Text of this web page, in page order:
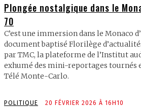
Plongée nostalgique dans le
70
C’est une immersion dans le Monaco
document baptisé Florilège
par TMC, la plateforme de l’Institut
exhumé des mini-reportages tournés
Télé Monte-Carlo.
POLITIQUE 20 FÉVRIER 2026 À 16H10